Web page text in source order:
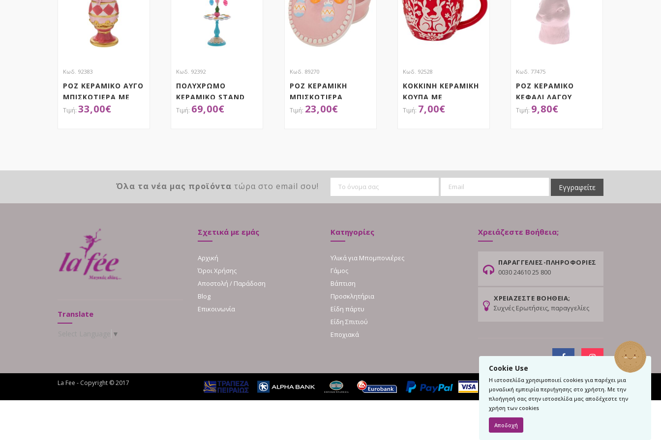
Cookie Use
Η ιστοσελίδα χρησιμοποιεί cookies για παρέχει μια
μοναδική εμπειρία περιήγησης στο χρήστη. Με την
πλοήγησή σας στην ιστοσελίδα μας αποδέχεστε την
χρήση των cookies
Αποδοχή
Κωδ. 92383
ΡΟΖ ΚΕΡΑΜΙΚΟ ΑΥΓΟ
ΜΠΙΣΚΟΤΙΕΡΑ ΜΕ
ΛΑΓΟ AND ΧΡΥΣΕΣ
33,00€
Κωδ. 92392
ΠΟΛΥΧΡΩΜΟ
ΚΕΡΑΜΙΚΟ STAND
ΑΥΓΟΘΗΚΗ ΜΕ ΣΙΕΛ
69,00€
Κωδ. 89270
ΡΟΖ ΚΕΡΑΜΙΚΗ
ΜΠΙΣΚΟΤΙΕΡΑ
24Χ18Χ10ΕΚ
23,00€
Κωδ. 92528
ΚΟΚΚΙΝΗ ΚΕΡΑΜΙΚΗ
ΚΟΥΠΑ ΜΕ
ΛΑΓΟΥΔΑΚΙΑ
7,00€
Κωδ. 77475
ΡΟΖ ΚΕΡΑΜΙΚΟ
ΚΕΦΑΛΙ ΛΑΓΟΥ
15Χ12Χ20 ΕΚ
9,80€
Όλα τα νέα μας προϊόντα τώρα στο email σου! Εγγραφείτε
Translate
▼
Σχετικά με εμάς
Αρχική
Όροι Χρήσης
Αποστολή / Παράδοση
Blog
Επικοινωνία
Κατηγορίες
Υλικά για Μπομπονιέρες
Γάμος
Βάπτιση
Προσκλητήρια
Είδη πάρτυ
Είδη Σπιτιού
Εποχιακά
Χρειάζεστε Βοήθεια;
ΠΑΡΑΓΓΕΛΙΕΣ-ΠΛΗΡΟΦΟΡΙΕΣ
0030 24610 25 800
ΧΡΕΙΑΖΕΣΤΕ ΒΟΗΘΕΙΑ;
Συχνές Ερωτήσεις, παραγγελίες
La Fee - Copyright © 2017